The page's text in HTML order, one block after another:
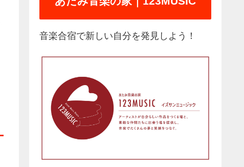
音楽合宿で新しい自分を発見しよう！